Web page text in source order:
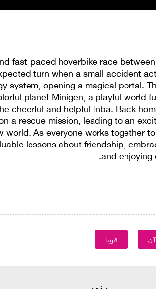
fast-paced hoverbike race
turn when a small accident
system, opening a magical portal.
planet Minigen, a playful world
cheerful and helpful Inba. Back
a rescue mission, leading to an
world. As everyone works together
lessons about friendship,
and enjoying
قريبا